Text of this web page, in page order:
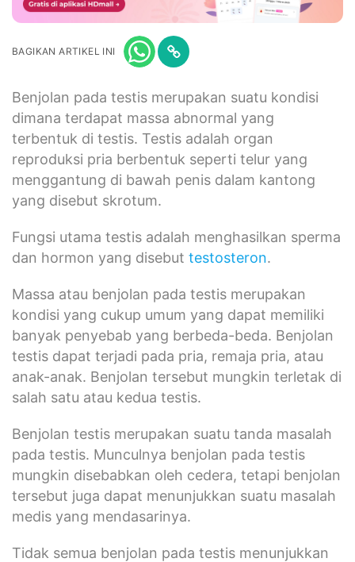
BAGIKAN ARTIKEL INI
Benjolan pada testis merupakan suatu kondisi
dimana terdapat massa abnormal yang
terbentuk di testis. Testis adalah organ
reproduksi pria berbentuk seperti telur yang
menggantung di bawah penis dalam kantong
yang disebut skrotum.
Fungsi utama testis adalah menghasilkan sperma
dan hormon yang disebut testosteron.
Massa atau benjolan pada testis merupakan
kondisi yang cukup umum yang dapat memiliki
banyak penyebab yang berbeda-beda. Benjolan
testis dapat terjadi pada pria, remaja pria, atau
anak-anak. Benjolan tersebut mungkin terletak di
salah satu atau kedua testis.
Benjolan testis merupakan suatu tanda masalah
pada testis. Munculnya benjolan pada testis
mungkin disebabkan oleh cedera, tetapi benjolan
tersebut juga dapat menunjukkan suatu masalah
medis yang mendasarinya.
Tidak semua benjolan pada testis menunjukkan